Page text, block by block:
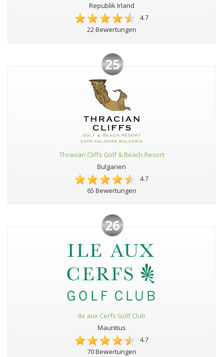
Republik Irland
4.7
22 Bewertungen
25
Thracian Cliffs Golf & Beach Resort
Bulgarien
4.7
65 Bewertungen
26
Ile aux Cerfs Golf Club
Mauritius
4.7
70 Bewertungen